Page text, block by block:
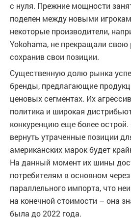
с нуля. Прежние мощности
поделен между новыми
некоторые производители,
Yokohama, не прекращали свою
сохранив свои позиции.
Существенную долю рынка
бренды, предлагающие
ценовых сегментах. Их
политика и широкая
конкуренцию еще более острой.
вернуть утраченные позиции
американских марок будет
На данный момент их шины
потребителям в основном
параллельного импорта, что
на конечной стоимости – она
была до 2022 года.